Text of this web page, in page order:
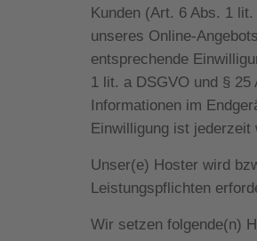
Kunden (Art. 6 Abs. 1
unseres Online-
entsprechende
1 lit. a DSGVO und §
Informationen im
Einwilligung ist jederzeit
Unser(e) Hoster wird
Leistungspflichten
Wir setzen folgende(n)